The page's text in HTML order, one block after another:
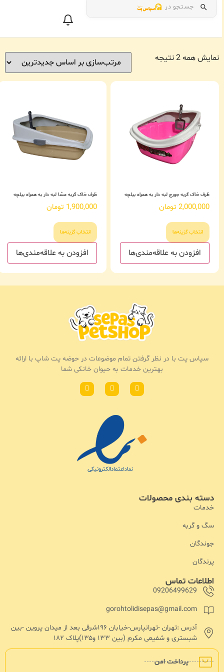
جستجو در
نمایش همه 2 نتیجه
ظرف خاک گربه جورج لبه دار به همراه بیلچه
2,000,000 تومان
انتخاب گزینه‌ها
افزودن به علاقه‌مندی‌ها
ظرف خاک گربه مشا لبه دار به همراه بیلچه
1,900,000 تومان
انتخاب گزینه‌ها
افزودن به علاقه‌مندی‌ها
پرداخت امن
اطلاعات تماس
09206499629
gorohtolidisepas@gmail.com
آدرس :تهران -تهرانپارس-خیابان ۱۹۶شرقی بعد از میدان پروین -بین
شبستری و شفیعی مکرم (بین ۱۳۳ و۱۳۵)پلاک ۱۸۲
دسته بندی محصولات
خدمات
سگ و گربه
جوندگان
پرندگان
سپاس پت با در نظر گرفتن تمام موضوعات در حوضه پت شاپ با ارائه
بهترین خدمات به حیوان خانکی شما